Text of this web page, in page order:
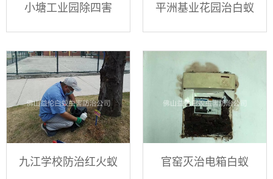
小塘工业园除四害 平洲基业花园治白蚁
九江学校防治红火蚁 官窑灭治电箱白蚁